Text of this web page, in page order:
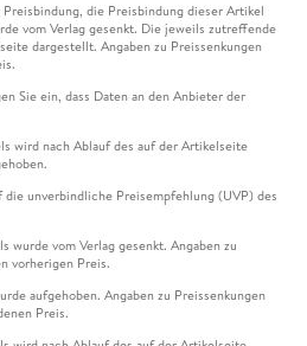
die Preisbindung dieser Artikel
vom Verlag gesenkt. Die jeweils zutreffende
dargestellt. Angaben zu Preissenkungen
Sie ein, dass Daten an den Anbieter der
wird nach Ablauf des auf der Artikelseite
unverbindliche Preisempfehlung (UVP) des
wurde vom Verlag gesenkt. Angaben zu
vorherigen Preis.
aufgehoben. Angaben zu Preissenkungen
Preis.